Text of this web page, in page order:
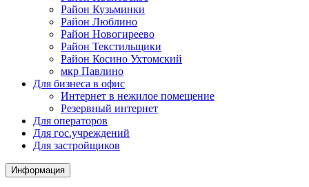
Район Кузьминки
Район Люблино
Район Новогиреево
Район Текстильщики
Район Косино Ухтомский
мкр Павлино
Для бизнеса в офис
Интернет в нежилое помещение
Резервный интернет
Для операторов
Для гос.учреждений
Для застройщиков
Информация